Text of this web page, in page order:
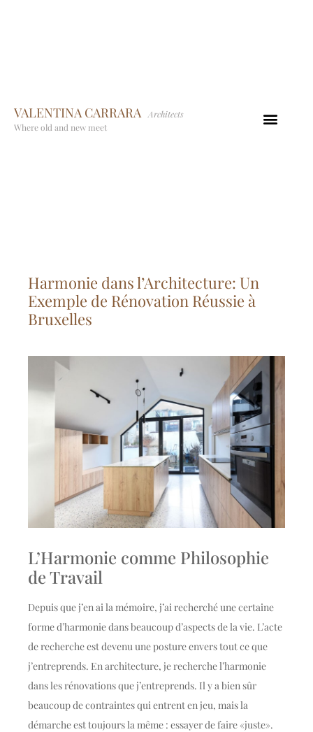
VALENTINA CARRARA
Architects
Where old and new meet
Harmonie dans l’Architecture: Un
Exemple de Rénovation Réussie à
Bruxelles
L’Harmonie comme Philosophie
de Travail
Depuis que j’en ai la mémoire, j’ai recherché une certaine
forme d’harmonie dans beaucoup d’aspects de la vie. L’acte
de recherche est devenu une posture envers tout ce que
j’entreprends. En architecture, je recherche l’harmonie
dans les rénovations que j’entreprends. Il y a bien sûr
beaucoup de contraintes qui entrent en jeu, mais la
démarche est toujours la même : essayer de faire «juste».